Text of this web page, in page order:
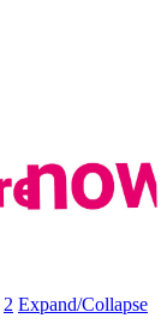
2 Expand/Collapse